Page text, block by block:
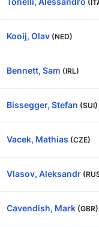
Kooij, Olav (NED)
Bennett, Sam (IRL)
Bissegger, Stefan (SUI)
Vacek, Mathias (CZE)
Vlasov, Aleksandr
Cavendish, Mark (GBR)